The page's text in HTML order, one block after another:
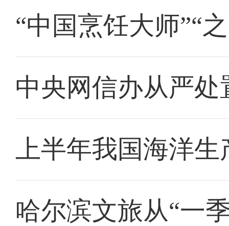
“中国烹饪大师”“
中央网信办从严
上半年我国海洋生
哈尔滨文旅从“一